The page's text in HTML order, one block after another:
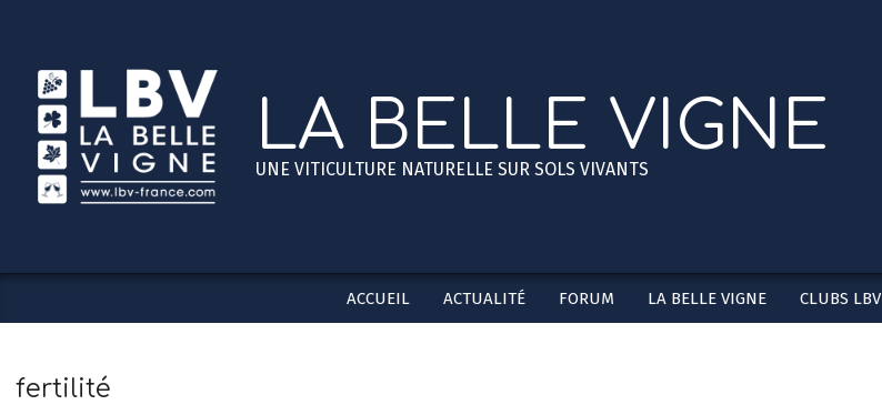
content
LA BELLE VIGNE
UNE VITICULTURE NATURELLE SUR SOLS VIVANTS
Secondary
ACCUEIL ACTUALITÉ FORUM LA BELLE VIGNE CLUBS LBV
fertilité